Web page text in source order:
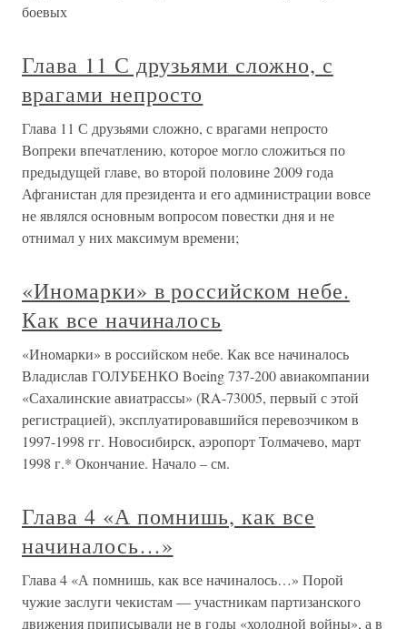
боевых
Глава 11 С друзьями сложно, с
врагами непросто
Глава 11 С друзьями сложно, с врагами непросто
Вопреки впечатлению, которое могло сложиться по
предыдущей главе, во второй половине 2009 года
Афганистан для президента и его администрации вовсе
не являлся основным вопросом повестки дня и не
отнимал у них максимум времени;
«Иномарки» в российском небе.
Как все начиналось
«Иномарки» в российском небе. Как все начиналось
Владислав ГОЛУБЕНКО Boeing 737-200 авиакомпании
«Сахалинские авиатрассы» (RA-73005, первый с этой
регистрацией), эксплуатировавшийся перевозчиком в
1997-1998 гг. Новосибирск, аэропорт Толмачево, март
1998 г.* Окончание. Начало – см.
Глава 4 «А помнишь, как все
начиналось…»
Глава 4 «А помнишь, как все начиналось…» Порой
чужие заслуги чекистам — участникам партизанского
движения приписывали не в годы «холодной войны», а в